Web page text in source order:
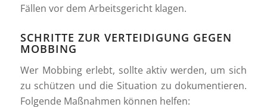
Fällen vor dem Arbeitsgericht klagen.
SCHRITTE ZUR VERTEIDIGUNG GEGEN
MOBBING
Wer Mobbing erlebt, sollte aktiv werden, um sich
zu schützen und die Situation zu dokumentieren.
Folgende Maßnahmen können helfen: